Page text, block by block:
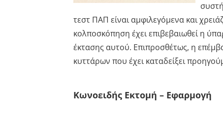
τεστ ΠΑΠ είναι αμφιλεγόμενα και
κολποσκόπηση έχει επιβεβαιωθεί η
έκτασης αυτού. Επιπροσθέτως, η
κυττάρων που έχει καταδείξει
Κωνοειδής Εκτομή – Εφαρμογή